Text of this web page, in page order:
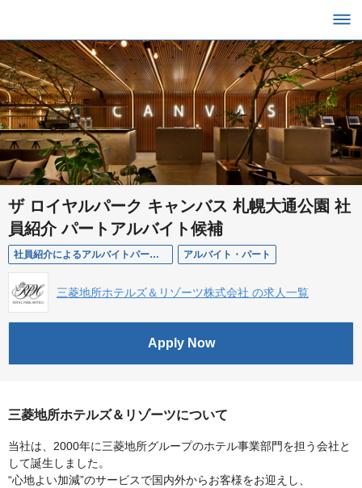
ザ ロイヤルパーク キャンバス 札幌大通公園 社
員紹介 パートアルバイト候補
社員紹介によるアルバイトパート候補 アルバイト・パート
三菱地所ホテルズ＆リゾーツ株式会社 の求人一覧
Apply Now
三菱地所ホテルズ＆リゾーツについて
当社は、2000年に三菱地所グループのホテル事業部門を担う会社と
して誕生しました。
“心地よい加減”のサービスで国内外からお客様をお迎えし、